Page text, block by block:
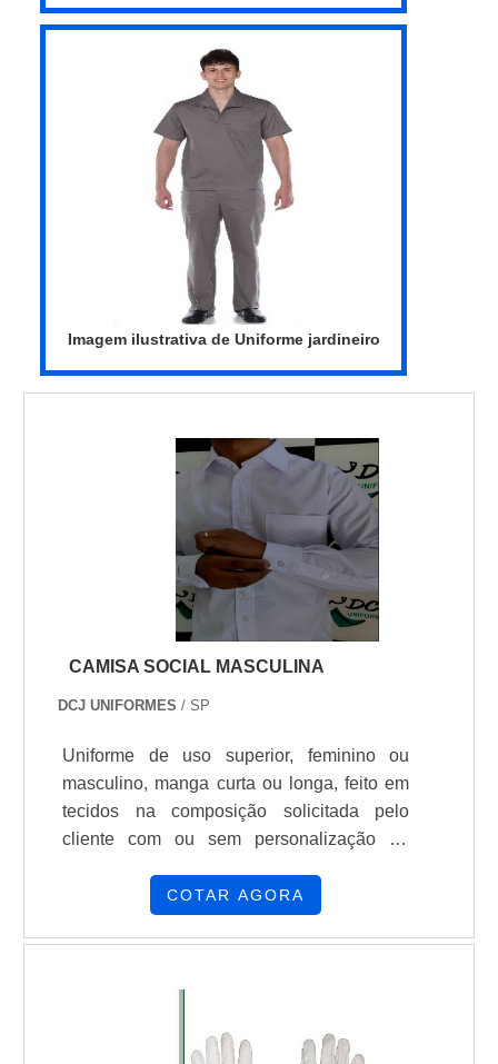
Imagem ilustrativa de Uniforme jardineiro
CAMISA SOCIAL MASCULINA
DCJ UNIFORMES / SP
Uniforme de uso superior, feminino ou
masculino, manga curta ou longa, feito em
tecidos na composição solicitada pelo
cliente com ou sem personalização da
COTAR AGORA